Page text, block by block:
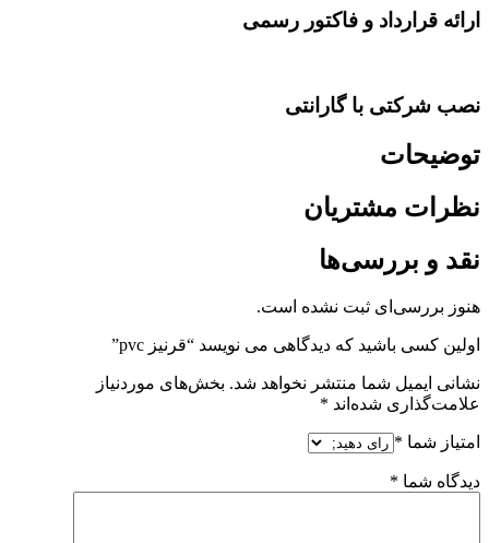
ارائه قرارداد و فاکتور رسمی
نصب شرکتی با گارانتی
توضیحات
نظرات مشتریان
نقد و بررسی‌ها
هنوز بررسی‌ای ثبت نشده است.
اولین کسی باشید که دیدگاهی می نویسد “قرنیز pvc”
نشانی ایمیل شما منتشر نخواهد شد. بخش‌های موردنیاز
علامت‌گذاری شده‌اند *
امتیاز شما *
دیدگاه شما *